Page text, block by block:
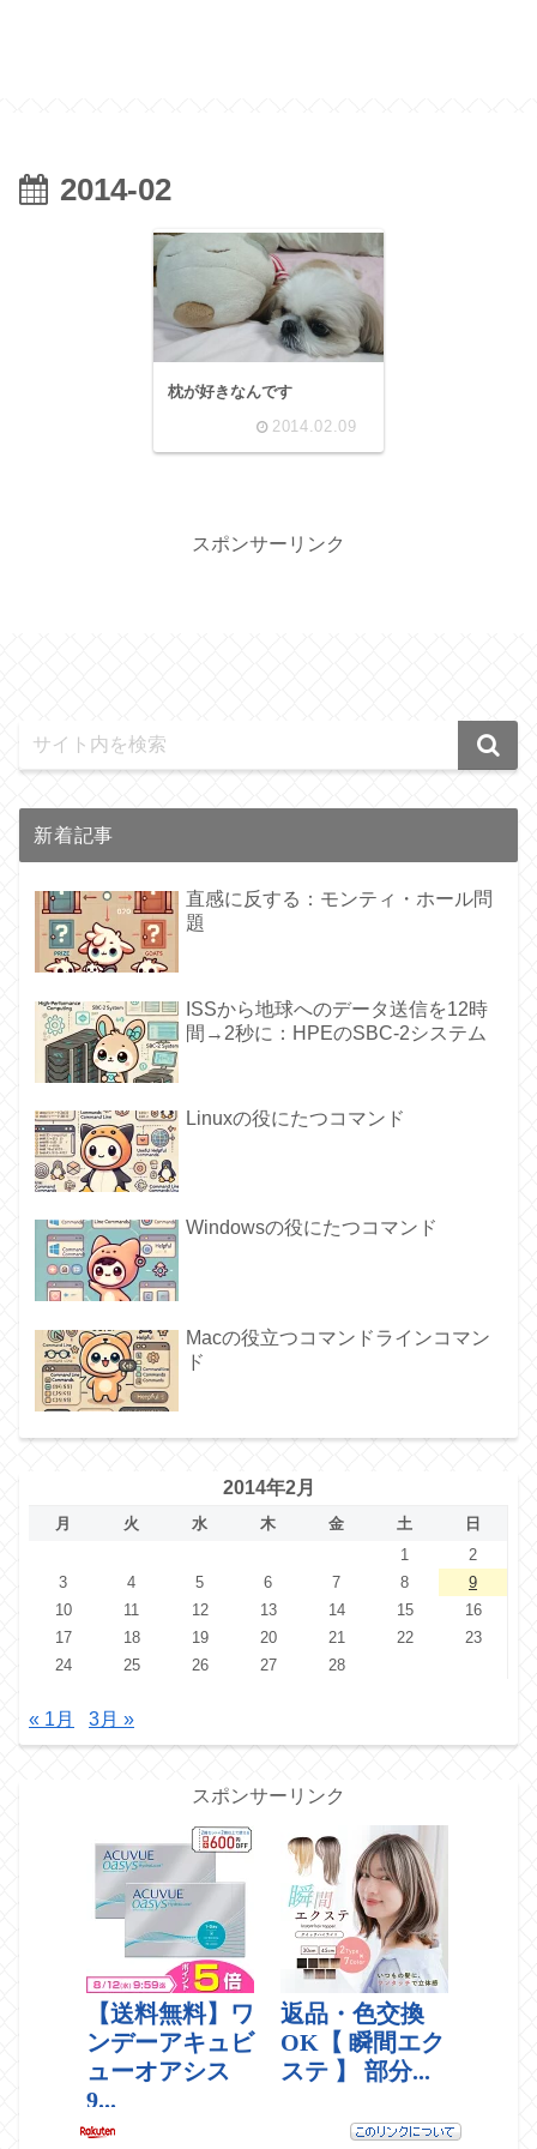
2014-02
枕が好きなんです
2014.02.09
スポンサーリンク
新着記事
直感に反する：モンティ・ホール問
題
ISSから地球へのデータ送信を12時
間→2秒に：HPEのSBC-2システム
Linuxの役にたつコマンド
Windowsの役にたつコマンド
Macの役立つコマンドラインコマン
ド
2014年2月
月 火 水 木 金 土
日
1
2
3
4 5 6 7 8
9
10
11 12 13 14 15
16
17
18 19 20 21 22
23
24
25 26 27 28
« 1月 3月 »
スポンサーリンク